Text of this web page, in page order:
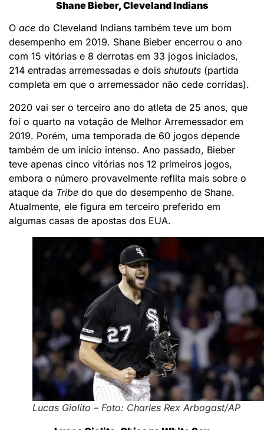
Shane Bieber, Cleveland Indians
O ace do Cleveland Indians também teve um bom
desempenho em 2019. Shane Bieber encerrou o ano
com 15 vitórias e 8 derrotas em 33 jogos iniciados,
214 entradas arremessadas e dois shutouts (partida
completa em que o arremessador não cede corridas).
2020 vai ser o terceiro ano do atleta de 25 anos, que
foi o quarto na votação de Melhor Arremessador em
2019. Porém, uma temporada de 60 jogos depende
também de um início intenso. Ano passado, Bieber
teve apenas cinco vitórias nos 12 primeiros jogos,
embora o número provavelmente reflita mais sobre o
ataque da Tribe do que do desempenho de Shane.
Atualmente, ele figura em terceiro preferido em
algumas casas de apostas dos EUA.
Lucas Giolito – Foto: Charles Rex Arbogast/AP